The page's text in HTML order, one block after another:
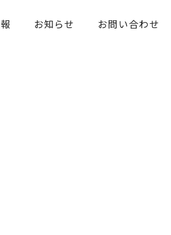
お知らせ お問い合わせ